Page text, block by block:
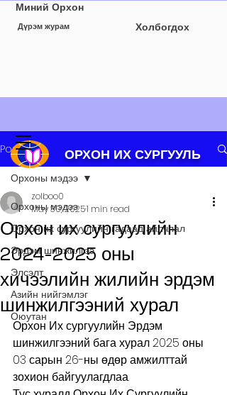
Дүрэм журам
Миний Орхон
Холбогдох
ОРХОН ИХ СУРГУУЛЬ
Post
Орхоны мэдээ
Орхон их сургуулийн гадаад айлчлал
Эрдэм шинжилгээ
Элсэлт
Азийн нийгэмлэг
Оюутан
Орхоны мэдээ
Орхон их сургуулийн
2024-2025 оны
хичээлийн жилийн эрдэм
шинжилгээний хурал
zolboo0
May 30, 20251 min read
Орхон Их сургуулийн Эрдэм
шинжилгээний бага хурал 2025 оны
03 сарын 26-ны өдөр амжилттай
зохион байгуулагдлаа.